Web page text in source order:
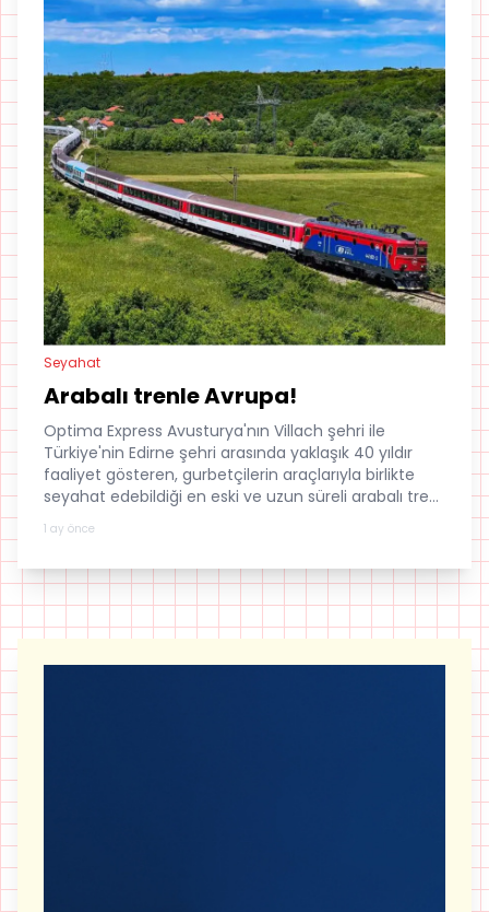
Seyahat
Arabalı trenle Avrupa!
Optima Express Avusturya'nın Villach şehri ile
Türkiye'nin Edirne şehri arasında yaklaşık 40 yıldır
faaliyet gösteren, gurbetçilerin araçlarıyla birlikte
seyahat edebildiği en eski ve uzun süreli arabalı tren
hattı ancak pek çoğumuz bu ekspresi ya
hatırlamıyor ya da bilmiyor..
1 ay önce